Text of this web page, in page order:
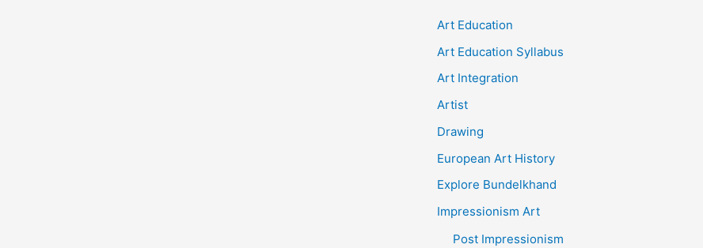
Art Education
Art Education Syllabus
Art Integration
Artist
Drawing
European Art History
Explore Bundelkhand
Impressionism Art
Post Impressionism